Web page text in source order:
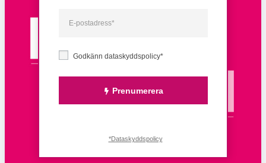
Godkänn dataskyddspolicy*
Prenumerera
*Dataskyddspolicy